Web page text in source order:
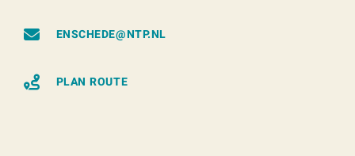
ENSCHEDE@NTP.NL
PLAN ROUTE